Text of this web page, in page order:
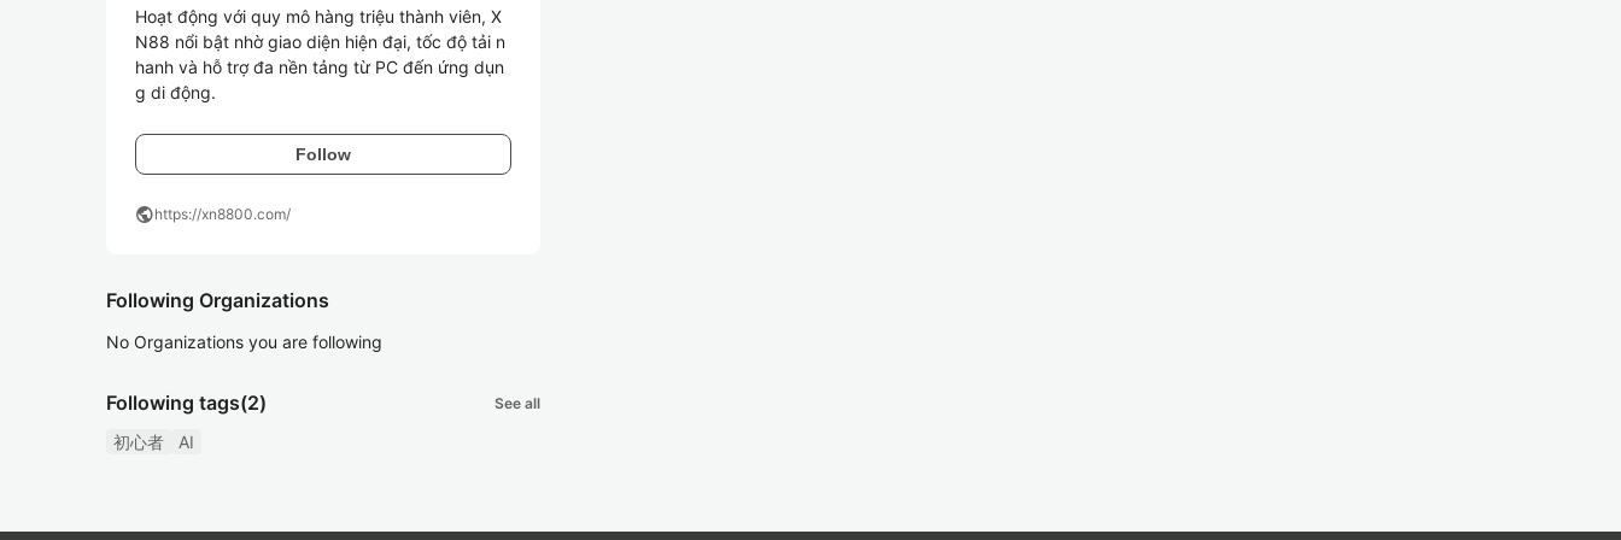
Hoạt động với quy mô hàng triệu thành viên, X
N88 nổi bật nhờ giao diện hiện đại, tốc độ tải n
hanh và hỗ trợ đa nền tảng từ PC đến ứng dụn
g di động.
Follow
publichttps://xn8800.com/
Following Organizations
No Organizations you are following
Following tags(2) See all
初心者 AI